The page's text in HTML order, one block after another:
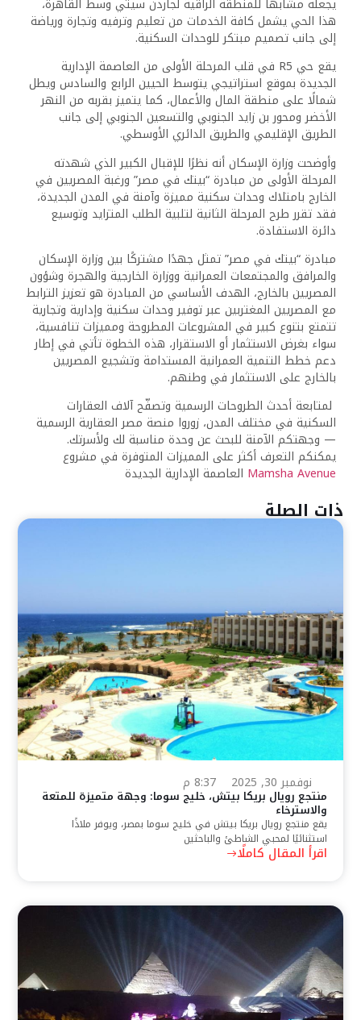
هذا الحي يشمل كافة الخدمات من تعليم وترفيه وتجارة ورياضة
إلى جانب تصميم مبتكر للوحدات السكنية.
يقع حي R5 في قلب المرحلة الأولى من العاصمة الإدارية
الجديدة بموقع استراتيجي يتوسط الحيين الرابع والسادس ويطل
شمالًا على منطقة المال والأعمال، كما يتميز بقربه من النهر
الأخضر ومحور بن زايد الجنوبي والتسعين الجنوبي إلى جانب
الطريق الإقليمي والطريق الدائري الأوسطي.
وأوضحت وزارة الإسكان أنه نظرًا للإقبال الكبير الذي شهدته
المرحلة الأولى من مبادرة “بيتك في مصر” ورغبة المصريين في
الخارج بامتلاك وحدات سكنية مميزة وآمنة في المدن الجديدة،
فقد تقرر طرح المرحلة الثانية لتلبية الطلب المتزايد وتوسيع
دائرة الاستفادة.
مبادرة “بيتك في مصر” تمثل جهدًا مشتركًا بين وزارة الإسكان
والمرافق والمجتمعات العمرانية ووزارة الخارجية والهجرة وشؤون
المصريين بالخارج، الهدف الأساسي من المبادرة هو تعزيز الترابط
مع المصريين المغتربين عبر توفير وحدات سكنية وإدارية وتجارية
تتمتع بتنوع كبير في المشروعات المطروحة ومميزات تنافسية،
سواء بغرض الاستثمار أو الاستقرار، هذه الخطوة تأتي في إطار
دعم خطط التنمية العمرانية المستدامة وتشجيع المصريين
بالخارج على الاستثمار في وطنهم.
لمتابعة أحدث الطروحات الرسمية وتصفّح آلاف العقارات
السكنية في مختلف المدن، زوروا منصة مصر العقارية الرسمية
— وجهتكم الآمنة للبحث عن وحدة مناسبة لك ولأسرتك.
يمكنكم التعرف أكثر على المميزات المتوفرة في مشروع
Mamsha Avenue العاصمة الإدارية الجديدة
ذات الصلة
نوفمبر 30, 2025 8:37 م
منتجع رويال بريكا بيتش، خليج سوما: وجهة متميزة للمتعة
والاسترخاء
يقع منتجع رويال بريكا بيتش في خليج سوما بمصر، ويوفر ملاذًا
استثنائيًا لمحبي الشاطئ والباحثين
اقرأ المقال كاملًا